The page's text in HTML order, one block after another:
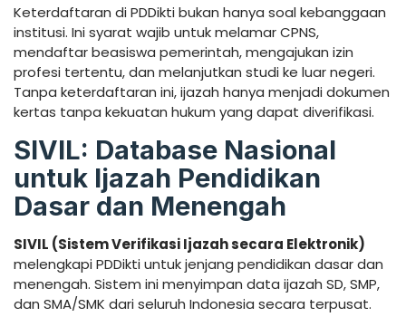
Keterdaftaran di PDDikti bukan hanya soal kebanggaan
institusi. Ini syarat wajib untuk melamar CPNS,
mendaftar beasiswa pemerintah, mengajukan izin
profesi tertentu, dan melanjutkan studi ke luar negeri.
Tanpa keterdaftaran ini, ijazah hanya menjadi dokumen
kertas tanpa kekuatan hukum yang dapat diverifikasi.
SIVIL: Database Nasional
untuk Ijazah Pendidikan
Dasar dan Menengah
SIVIL (Sistem Verifikasi Ijazah secara Elektronik)
melengkapi PDDikti untuk jenjang pendidikan dasar dan
menengah. Sistem ini menyimpan data ijazah SD, SMP,
dan SMA/SMK dari seluruh Indonesia secara terpusat.